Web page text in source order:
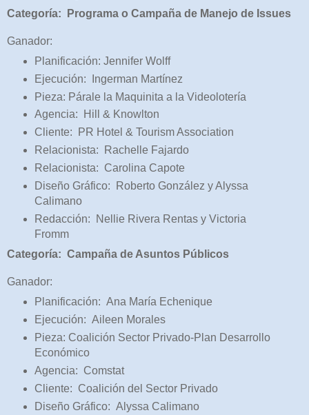
Categoría: Programa o Campaña de Manejo de Issues
Ganador:
Planificación: Jennifer Wolff
Ejecución: Ingerman Martínez
Pieza: Párale la Maquinita a la Videolotería
Agencia: Hill & Knowlton
Cliente: PR Hotel & Tourism Association
Relacionista: Rachelle Fajardo
Relacionista: Carolina Capote
Diseño Gráfico: Roberto González y Alyssa
Calimano
Redacción: Nellie Rivera Rentas y Victoria
Fromm
Categoría: Campaña de Asuntos Públicos
Ganador:
Planificación: Ana María Echenique
Ejecución: Aileen Morales
Pieza: Coalición Sector Privado-Plan Desarrollo
Económico
Agencia: Comstat
Cliente: Coalición del Sector Privado
Diseño Gráfico: Alyssa Calimano